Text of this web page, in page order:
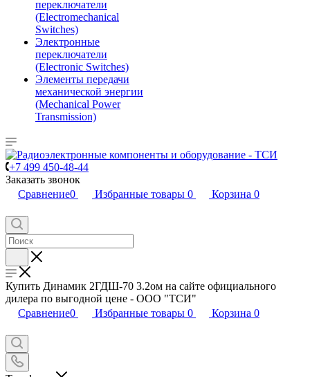
переключатели
(Electromechanical
Switches)
Электронные
переключатели
(Electronic Switches)
Элементы передачи
механической энергии
(Mechanical Power
Transmission)
+7 499 450-48-44
Заказать звонок
Сравнение0 Избранные товары 0 Корзина 0
Купить Динамик 2ГДШ-70 3.2ом на сайте официального
дилера по выгодной цене - ООО "ТСИ"
Сравнение0 Избранные товары 0 Корзина 0